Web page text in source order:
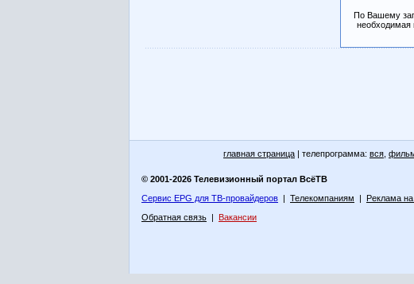
По Вашему
необходимая
главная страница | телепрограмма: вся
© 2001-2026 Телевизионный портал ВсёТВ
Сервис EPG для ТВ-провайдеров | Телекомпаниям | Реклама на
Обратная связь | Вакансии